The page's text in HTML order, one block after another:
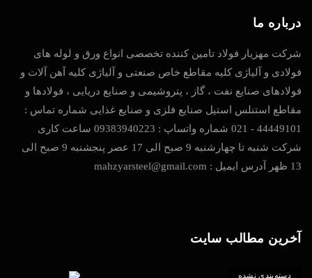
درباره ما
شرکت مهزیار فولاد تامین کننده تخصصی انواع ورق و لوله های
فولادی و آلیاژی کلیه مقاطع خاص صنعتی و آلیاژی کلیه آهن آلات و
فولادهای صنایع نفت ، گاز ، پتروشیمی و صنایع دریایی ، فولادها و
مقاطع استنلس استیل صنایع فلزی و صنایع غذایی شماره تماس :
44449101 - 021 شماره واتساپ : 09383940223 ساعت کاری
شرکت شنبه تا چهارشنبه 9 صبح الی 17 عصر پنجشنبه 9 صبح الی
13 ظهر آدرس ایمیل : mahzyarsteel@gmail.com
آخرین مطالب سایت
دسته‌بندی نشده